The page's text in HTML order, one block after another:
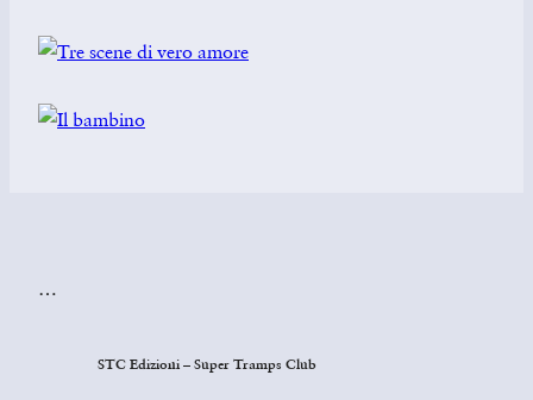
…
STC Edizioni – Super Tramps Club